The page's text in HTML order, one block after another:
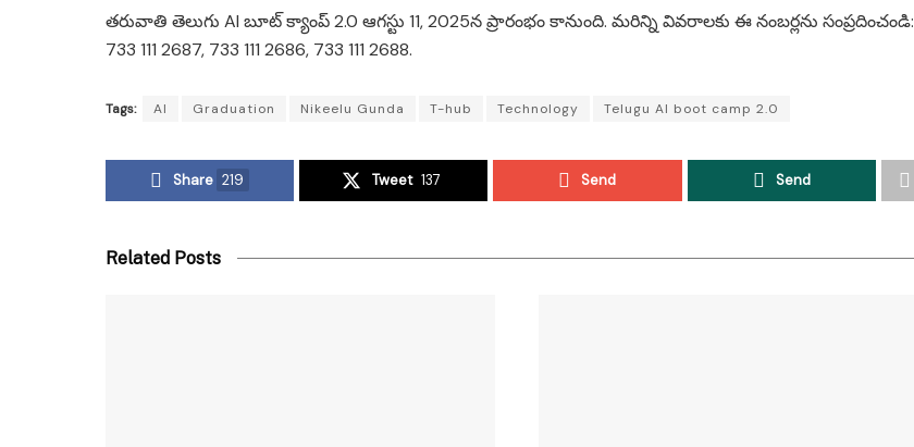
తరువాతి తెలుగు AI బూట్ క్యాంప్ 2.0 ఆగస్టు 11, 2025న ప్రారంభం కానుంది. మరిన్ని వివరాలకు ఈ నంబర్లను సంప్రదించండి:
733 111 2687, 733 111 2686, 733 111 2688.
Tags: AI Graduation Nikeelu Gunda T-hub Technology Telugu AI boot camp 2.0
Share 219 Tweet 137 Send Send
Related Posts